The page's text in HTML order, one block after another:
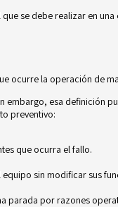
que se debe realizar en
ocurre la operación de
embargo, esa definición
preventivo:
que ocurra el fallo.
sin modificar sus
por razones